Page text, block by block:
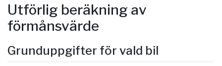
Utförlig beräkning av
förmånsvärde
Grunduppgifter för vald bil